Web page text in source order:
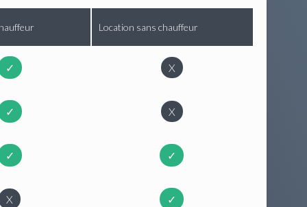
Location sans chauffeur
✓ X
✓ X
✓ ✓
X ✓